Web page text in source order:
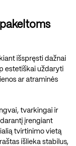
išspręsti dažnai
estetiškai uždaryti
ar atraminės
tvarkingai ir
įrengiant
tvirtinimo vietą
išlieka stabilus,